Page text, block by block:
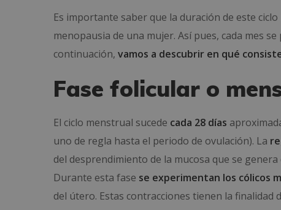
Es importante saber que la duración de este
menopausia de una mujer. Así pues, cada mes
continuación, vamos a descubrir en qué
Fase folicular o
El ciclo menstrual sucede cada 28 días
uno de regla hasta el periodo de ovulación). La
del desprendimiento de la mucosa que se
Durante esta fase se experimentan los cólicos
del útero. Estas contracciones tienen la finalidad